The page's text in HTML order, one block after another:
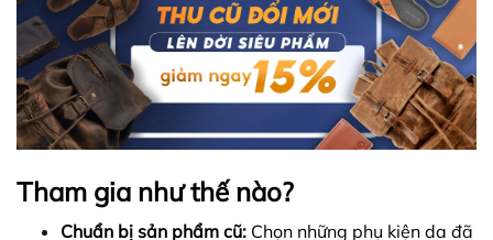
Tham gia như thế nào?
Chuẩn bị sản phẩm cũ: Chọn những phụ kiện da đã